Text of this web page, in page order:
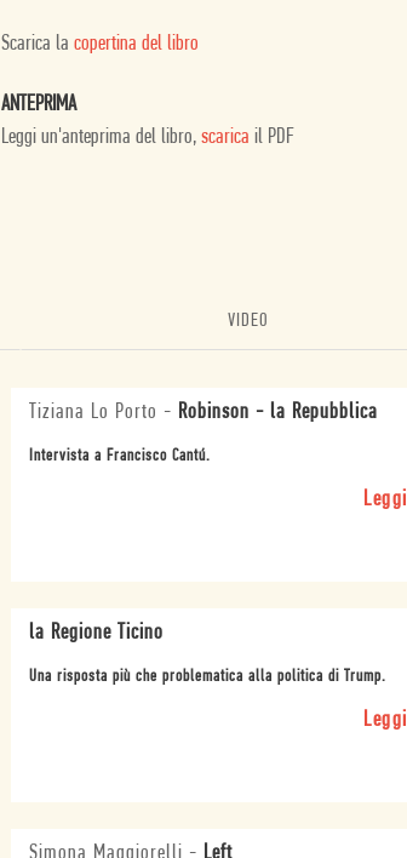
Scarica la copertina del libro
ANTEPRIMA
Leggi un'anteprima del libro, scarica il PDF
VIDEO
Tiziana Lo Porto - Robinson - la Repubblica
Intervista a Francisco Cantú.
Leggi
la Regione Ticino
Una risposta più che problematica alla politica di Trump.
Leggi
Simona Maggiorelli - Left